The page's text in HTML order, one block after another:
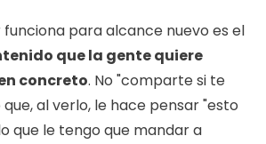
funciona para alcance nuevo es el
que la gente quiere
concreto. No "comparte si te
al verlo, le hace pensar "esto
que le tengo que mandar a